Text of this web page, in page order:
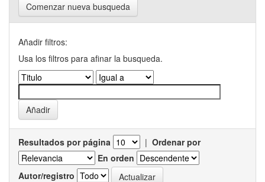
Comenzar nueva busqueda
Añadir filtros:
Usa los filtros para afinar la busqueda.
Resultados por página | Ordenar por
En orden
Autor/registro